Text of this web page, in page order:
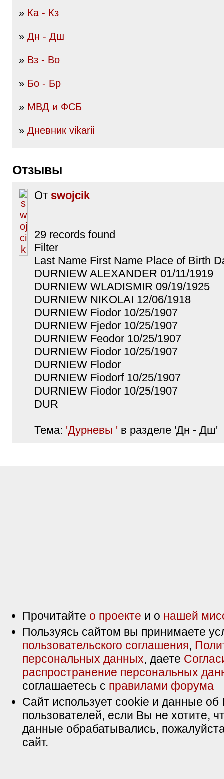
» Ка - Кз
» Дн - Дш
» Вз - Во
» Бо - Бр
» МВД и ФСБ
» Дневник vikarii
Отзывы
От swojcik
29 records found
Filter
Last Name First Name Place of Birth
DURNIEW ALEXANDER 01/11/1919
DURNIEW WLADISMIR 09/19/1925
DURNIEW NIKOLAI 12/06/1918
DURNIEW Fiodor 10/25/1907
DURNIEW Fjedor 10/25/1907
DURNIEW Feodor 10/25/1907
DURNIEW Fiodor 10/25/1907
DURNIEW Flodor
DURNIEW Fiodorf 10/25/1907
DURNIEW Fiodor 10/25/1907
DUR
Тема: 'Дурневы ' в разделе 'Дн - Дш'
Прочитайте о проекте и о нашей
Пользуясь сайтом вы принимаете
пользовательского соглашения,
персональных данных, даете
распространение персональных
соглашаетесь с правилами форума
Сайт использует cookie и данные об
пользователей, если Вы не хотите,
данные обрабатывались,
сайт.